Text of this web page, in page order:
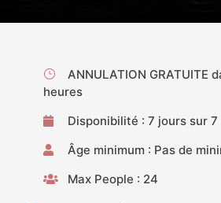
ANNULATION GRATUITE
heures
Disponibilité : 7 jours sur 7
Âge minimum : Pas de
Max People : 24